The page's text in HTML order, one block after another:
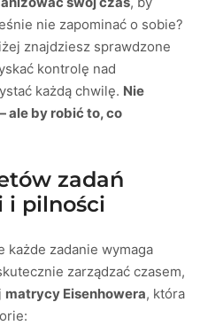
nie zapominać o sobie?
znajdziesz sprawdzone
kontrolę nad
każdą chwilę. Nie
ale by robić to, co
zadań
i pilności
każde zadanie wymaga
zarządzać czasem,
matrycy Eisenhowera, która